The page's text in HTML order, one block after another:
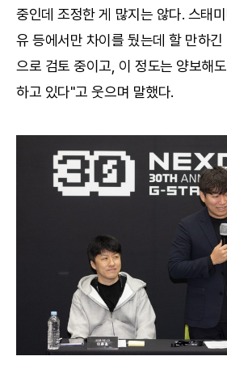
중인데 조정한 게 많지는 않다. 스태
유 등에서만 차이를 뒀는데 할 만하
으로 검토 중이고, 이 정도는 양보해
하고 있다"고 웃으며 말했다.